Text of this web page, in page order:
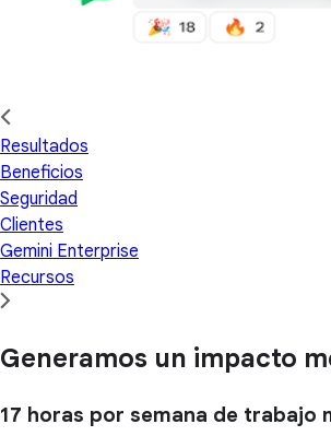
Resultados
Beneficios
Seguridad
Clientes
Gemini Enterprise
Recursos
Generamos un impacto
17 horas por semana de trabajo